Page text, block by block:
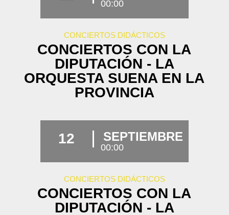
00:00
CONCIERTOS DIDÁCTICOS
CONCIERTOS CON LA
DIPUTACIÓN - LA
ORQUESTA SUENA EN LA
PROVINCIA
12 SEPTIEMBRE
00:00
CONCIERTOS DIDÁCTICOS
CONCIERTOS CON LA
DIPUTACIÓN - LA